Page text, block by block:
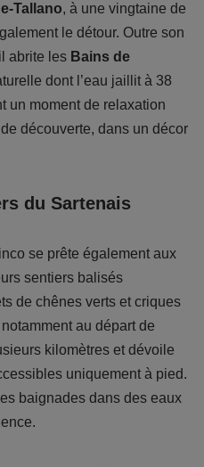
Tallano, à une vingtaine de
le détour. Outre son
abrite les Bains de
dont l’eau jaillit à 38
un moment de relaxation
découverte, dans un décor
du Sartenais
se prête également aux
sentiers balisés
de chênes verts et criques
au départ de
kilomètres et dévoile
uniquement à pied.
baignades dans des eaux